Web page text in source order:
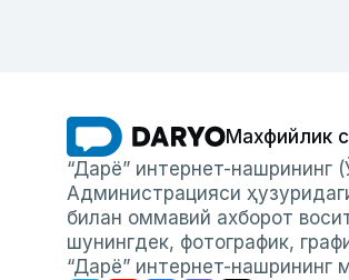
Махфийлик
“Дарё” интернет-нашрининг
Администрацияси
билан оммавий ахборот
шунингдек, фотографик,
“Дарё” интернет-нашрининг